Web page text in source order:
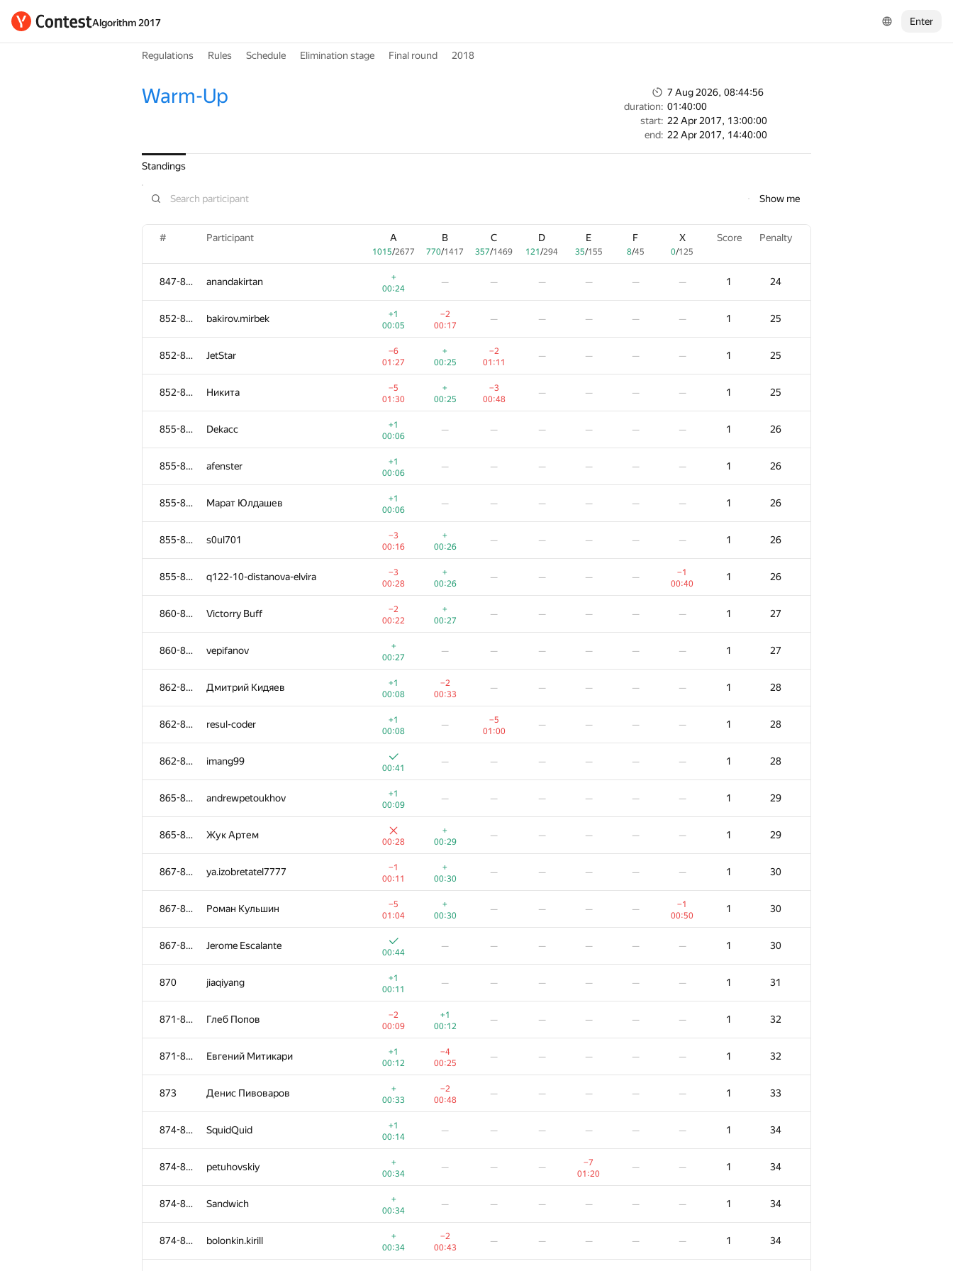
Algorithm 2017 Enter
Regulations Rules Schedule Elimination stage Final round 2018
Warm-Up
7 Aug 2026, 08:44:56
duration: 01:40:00
start: 22 Apr 2017, 13:00:00
end: 22 Apr 2017, 14:40:00
Standings
Show me
# Participant A
1015/2677
B
770/1417
C
357/1469
D
121/294
E
35/155
F
8/45
X
0/125
Score Penalty
847-851 anandakirtan
+
00:24
— — — — — — 1 24
852-854 bakirov.mirbek
+1
00:05
−2
00:17
— — — — — 1 25
852-854 JetStar
−6
01:27
+
00:25
−2
01:11
— — — — 1 25
852-854 Никита
−5
01:30
+
00:25
−3
00:48
— — — — 1 25
855-859 Dekacc
+1
00:06
— — — — — — 1 26
855-859 afenster
+1
00:06
— — — — — — 1 26
855-859 Марат Юлдашев
+1
00:06
— — — — — — 1 26
855-859 s0ul701
−3
00:16
+
00:26
— — — — — 1 26
855-859 q122-10-distanova-elvira
−3
00:28
+
00:26
— — — —
−1
00:40
1 26
860-861 Victorry Buff
−2
00:22
+
00:27
— — — — — 1 27
860-861 vepifanov
+
00:27
— — — — — — 1 27
862-864 Дмитрий Кидяев
+1
00:08
−2
00:33
— — — — — 1 28
862-864 resul-coder
+1
00:08
—
−5
01:00
— — — — 1 28
862-864 imang99
00:41
— — — — — — 1 28
865-866 andrewpetoukhov
+1
00:09
— — — — — — 1 29
865-866 Жук Артем
00:28
+
00:29
— — — — — 1 29
867-869 ya.izobretatel7777
−1
00:11
+
00:30
— — — — — 1 30
867-869 Роман Кульшин
−5
01:04
+
00:30
— — — —
−1
00:50
1 30
867-869 Jerome Escalante
00:44
— — — — — — 1 30
870 jiaqiyang
+1
00:11
— — — — — — 1 31
871-872 Глеб Попов
−2
00:09
+1
00:12
— — — — — 1 32
871-872 Евгений Митикари
+1
00:12
−4
00:25
— — — — — 1 32
873 Денис Пивоваров
+
00:33
−2
00:48
— — — — — 1 33
874-880 SquidQuid
+1
00:14
— — — — — — 1 34
874-880 petuhovskiy
+
00:34
— — —
−7
01:20
— — 1 34
874-880 Sandwich
+
00:34
— — — — — — 1 34
874-880 bolonkin.kirill
+
00:34
−2
00:43
— — — — — 1 34